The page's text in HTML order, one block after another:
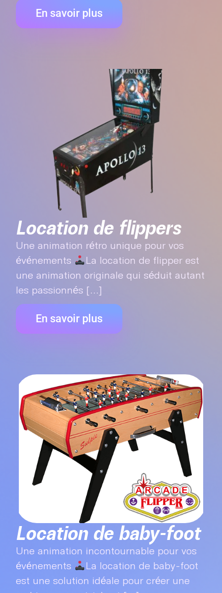
En savoir plus
Location de flippers
Une animation rétro unique pour vos
événements
La location de flipper est
une animation originale qui séduit autant
les passionnés [...]
En savoir plus
Location de baby-foot
Une animation incontournable pour vos
événements
La location de baby-foot
est une solution idéale pour créer une